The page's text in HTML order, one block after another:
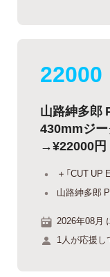
22000
山路紳多郎
430mmジ
→¥22000円
＋「CUT
山路紳多郎
2026年08月
1人が応援し